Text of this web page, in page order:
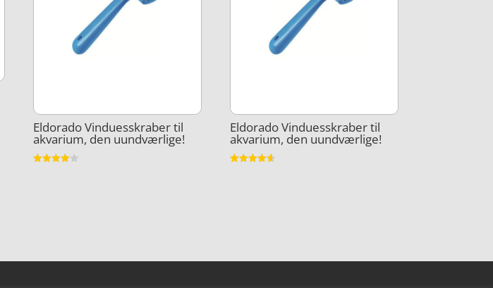
Eldorado Vinduesskraber til
akvarium, den uundværlige!
Eldorado Vinduesskraber til
akvarium, den uundværlige!